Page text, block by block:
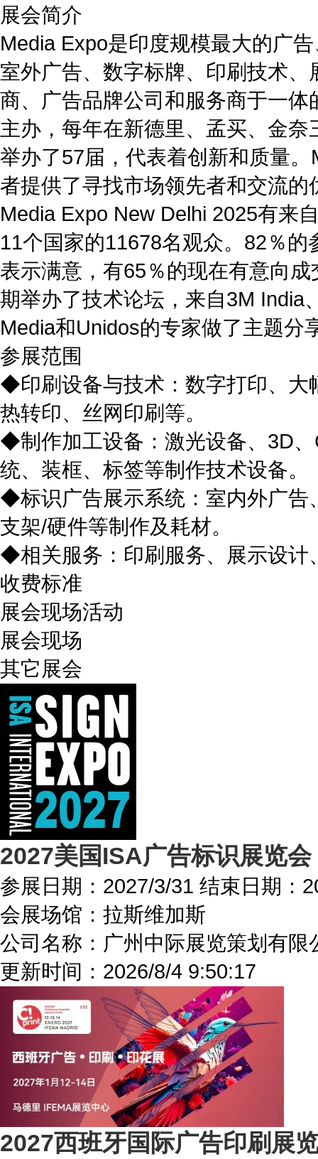
展会简介
Media Expo是印度规模最大的广
室外广告、数字标牌、印刷技术
商、广告品牌公司和服务商于一
主办，每年在新德里、孟买、金
举办了57届，代表着创新和质量
者提供了寻找市场领先者和交流
Media Expo New Delhi 2025有来
11个国家的11678名观众。82％
表示满意，有65％的现在有意向
期举办了技术论坛，来自3M India
Media和Unidos的专家做了主题分
参展范围
◆印刷设备与技术：数字打印、大
热转印、丝网印刷等。
◆制作加工设备：激光设备、3D
统、装框、标签等制作技术设备。
◆标识广告展示系统：室内外广告
支架/硬件等制作及耗材。
◆相关服务：印刷服务、展示设计
收费标准
展会现场活动
展会现场
其它展会
2027美国ISA广告标识展览会
参展日期： 2027/3/31 结束日期：
会展场馆： 拉斯维加斯
公司名称：广州中际展览策划有限
更新时间： 2026/8/4 9:50:17
2027西班牙国际广告印刷展